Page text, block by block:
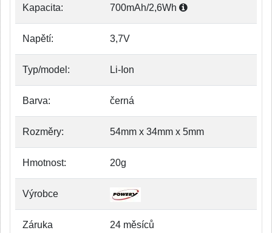
Kapacita: 700mAh/2,6Wh
Napětí: 3,7V
Typ/model: Li-Ion
Barva: černá
Rozměry: 54mm x 34mm x 5mm
Hmotnost: 20g
Výrobce
Záruka 24 měsíců